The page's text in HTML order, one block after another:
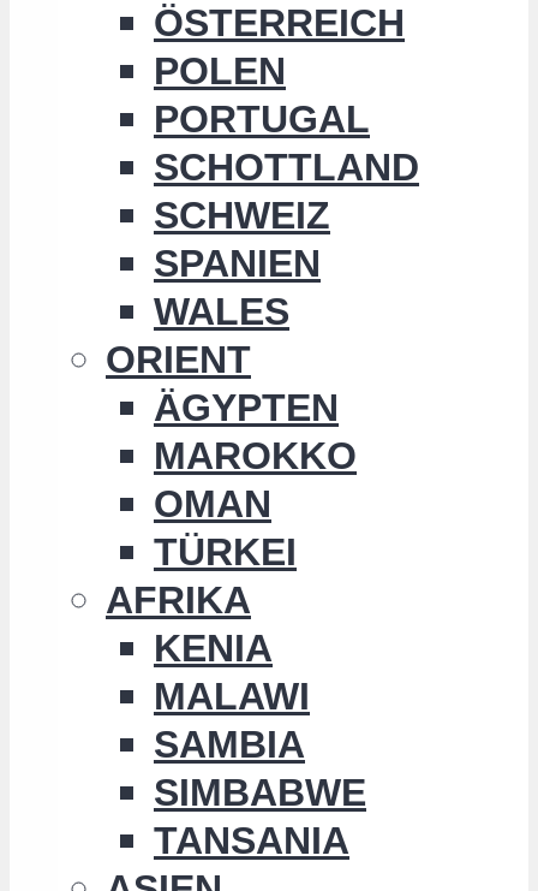
ÖSTERREICH
POLEN
PORTUGAL
SCHOTTLAND
SCHWEIZ
SPANIEN
WALES
ORIENT
ÄGYPTEN
MAROKKO
OMAN
TÜRKEI
AFRIKA
KENIA
MALAWI
SAMBIA
SIMBABWE
TANSANIA